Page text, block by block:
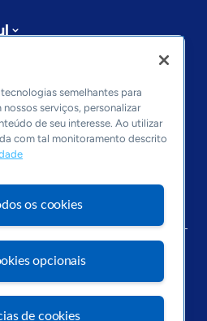
semelhantes para
nossos serviços, personalizar
de seu interesse. Ao utilizar
com tal monitoramento descrito
os cookies
opcionais
de cookies